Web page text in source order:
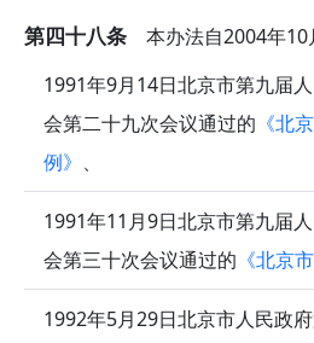
第四十八条 本办法自2004年10
1991年9月14日北京市第九届
会第二十九次会议通过的 《北
例》 、
1991年11月9日北京市第九届
会第三十次会议通过的 《北京
1992年5月29日北京市人民政